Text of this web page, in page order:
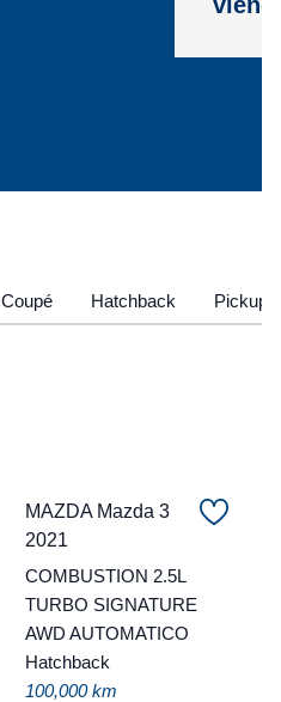
Coupé Hatchback Pickup
MAZDA Mazda 3
2021
COMBUSTION 2.5L
TURBO SIGNATURE
AWD AUTOMATICO
Hatchback
100,000 km